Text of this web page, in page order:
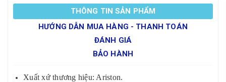
THÔNG TIN SẢN PHẨM
HƯỚNG DẪN MUA HÀNG - THANH TOÁN
ĐÁNH GIÁ
BẢO HÀNH
Xuất xứ thương hiệu: Ariston.